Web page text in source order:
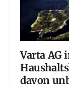
Varta AG
davon